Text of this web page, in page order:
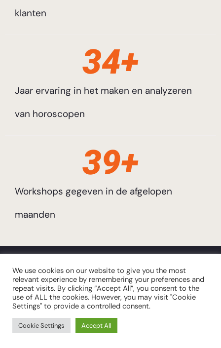
klanten
Jaar ervaring in het maken en analyzeren
van horoscopen
35+
Workshops gegeven in de afgelopen
maanden
40+
HEB JE DE HOROSCOOP
SNEL NODIG?
We use cookies on our website to give you the most
relevant experience by remembering your preferences and
repeat visits. By clicking “Accept All”, you consent to the
use of ALL the cookies. However, you may visit "Cookie
Settings" to provide a controlled consent.
Cookie Settings Accept All